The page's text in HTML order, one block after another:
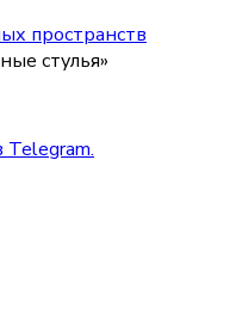
пространств
стулья»
Telegram.